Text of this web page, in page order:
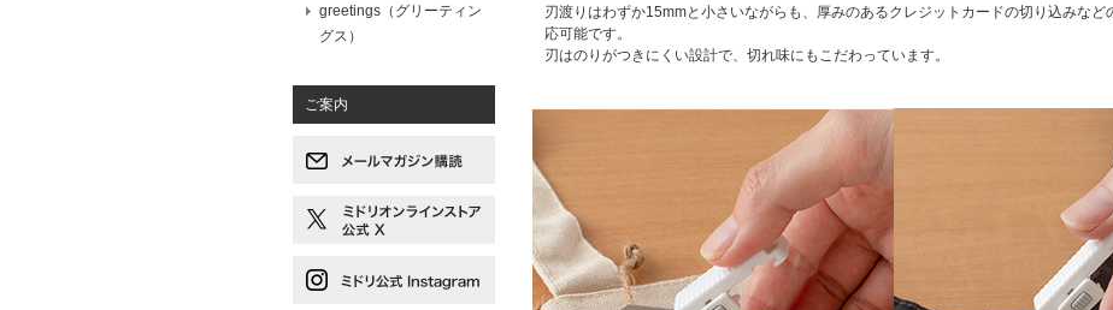
greetings（グリーティン
グス）
ご案内
刃渡りはわずか15mmと小さいながらも、厚みのあるクレジットカードの切り込みなど
応可能です。
刃はのりがつきにくい設計で、切れ味にもこだわっています。